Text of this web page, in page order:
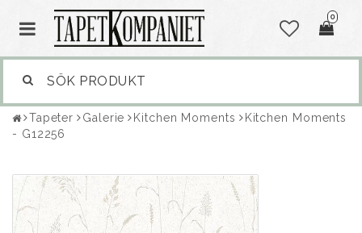
0
Tapeter Galerie Kitchen Moments
Kitchen Moments
- G12256